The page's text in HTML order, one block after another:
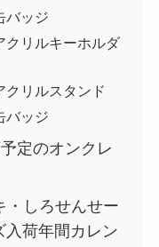
バッジ
クリルキーホルダ
クリルスタンド
バッジ
定のオンクレ
・しろせんせー
入荷年間カレン